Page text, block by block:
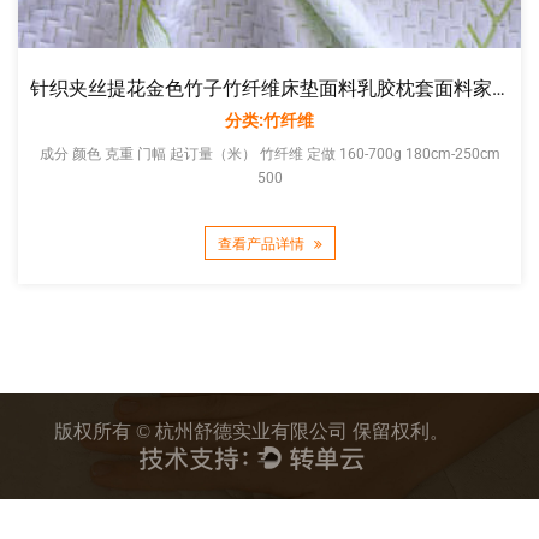
针织夹丝提花金色竹子竹纤维床垫面料乳胶枕套面料家纺厂家直销
分类:竹纤维
成分 颜色 克重 门幅 起订量（米） 竹纤维 定做 160-700g 180cm-250cm
500
查看产品详情
版权所有 © 杭州舒德实业有限公司 保留权利。